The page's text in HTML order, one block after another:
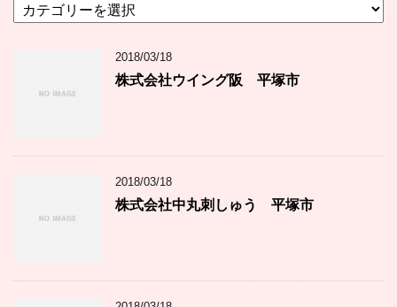
テ
2018/03/18
株式会社ウイング阪 平塚市
2018/03/18
株式会社中丸刺しゅう 平塚市